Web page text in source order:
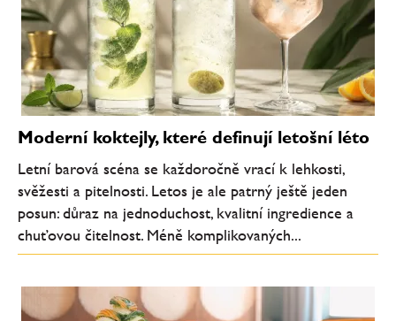
Moderní koktejly, které definují letošní léto
Letní barová scéna se každoročně vrací k lehkosti,
svěžesti a pitelnosti. Letos je ale patrný ještě jeden
posun: důraz na jednoduchost, kvalitní ingredience a
chuťovou čitelnost. Méně komplikovaných...